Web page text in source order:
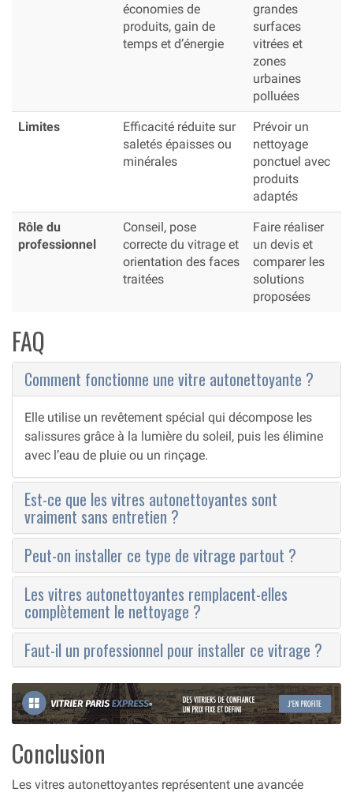
économies de
produits, gain de
temps et d’énergie
grandes
surfaces
vitrées et
zones
urbaines
polluées
Limites
Efficacité réduite sur
saletés épaisses ou
minérales
Prévoir un
nettoyage
ponctuel avec
produits
adaptés
Rôle du
professionnel
Conseil, pose
correcte du vitrage et
orientation des faces
traitées
Faire réaliser
un devis et
comparer les
solutions
proposées
FAQ
Comment fonctionne une vitre autonettoyante ?
Elle utilise un revêtement spécial qui décompose les
salissures grâce à la lumière du soleil, puis les élimine
avec l’eau de pluie ou un rinçage.
Est-ce que les vitres autonettoyantes sont
vraiment sans entretien ?
Peut-on installer ce type de vitrage partout ?
Les vitres autonettoyantes remplacent-elles
complètement le nettoyage ?
Faut-il un professionnel pour installer ce vitrage ?
Conclusion
Les vitres autonettoyantes représentent une avancée